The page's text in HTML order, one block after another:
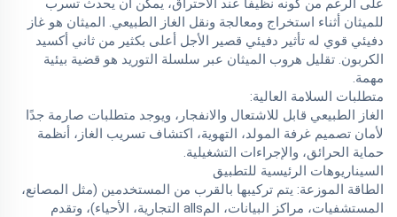
على الرغم من كونه نظيفًا عند الاحتراق، يمكن أن يحدث تسرب
للميثان أثناء استخراج ومعالجة ونقل الغاز الطبيعي. الميثان هو غاز
دفيئي قوي له تأثير دفيئي قصير الأجل أعلى بكثير من ثاني أكسيد
الكربون. تقليل هروب الميثان عبر سلسلة التوريد هو قضية بيئية
مهمة.
متطلبات السلامة العالية:
الغاز الطبيعي قابل للاشتعال والانفجار، ويوجد متطلبات صارمة جدًا
لأمان تصميم غرفة المولد، التهوية، اكتشاف تسريب الغاز، أنظمة
حماية الحرائق، والإجراءات التشغيلية.
السيناريوهات الرئيسية للتطبيق
الطاقة الموزعة: يتم تركيبها بالقرب من المستخدمين (مثل المصانع،
المستشفيات، مراكز البيانات، المalls التجارية، الأحياء)، وتقدم